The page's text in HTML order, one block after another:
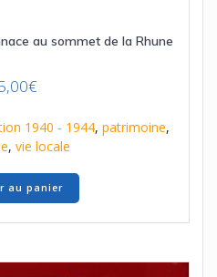
au sommet de la Rhune
€
1940 - 1944, patrimoine,
, vie locale
au panier